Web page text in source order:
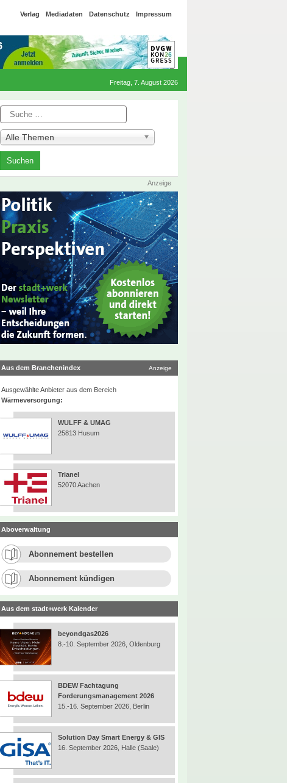
Verlag Mediadaten Datenschutz Impressum
Freitag, 7. August 2026
Suche
Alle Themen
Anzeige
Aus dem Branchenindex Anzeige
Ausgewählte Anbieter aus dem Bereich
Wärmeversorgung:
WULFF & UMAG
25813 Husum
Trianel
52070 Aachen
Aboverwaltung
Abonnement bestellen
Abonnement kündigen
Aus dem stadt+werk Kalender
beyondgas2026
8.-10. September 2026, Oldenburg
BDEW Fachtagung
Forderungsmanagement 2026
15.-16. September 2026, Berlin
Solution Day Smart Energy & GIS
16. September 2026, Halle (Saale)